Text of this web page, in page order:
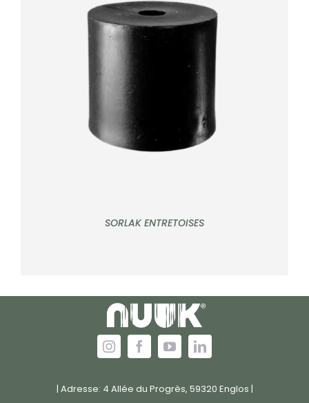
SORLAK ENTRETOISES
| Adresse: 4 Allée du Progrès, 59320 Englos |